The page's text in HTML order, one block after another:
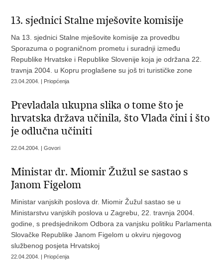
13. sjednici Stalne mješovite komisije
Na 13. sjednici Stalne mješovite komisije za provedbu
Sporazuma o pograničnom prometu i suradnji između
Republike Hrvatske i Republike Slovenije koja je održana 22.
travnja 2004. u Kopru proglašene su još tri turističke zone
23.04.2004. | Priopćenja
Prevladala ukupna slika o tome što je
hrvatska država učinila, što Vlada čini i što
je odlučna učiniti
22.04.2004. | Govori
Ministar dr. Miomir Žužul se sastao s
Janom Figelom
Ministar vanjskih poslova dr. Miomir Žužul sastao se u
Ministarstvu vanjskih poslova u Zagrebu, 22. travnja 2004.
godine, s predsjednikom Odbora za vanjsku politiku Parlamenta
Slovačke Republike Janom Figelom u okviru njegovog
službenog posjeta Hrvatskoj
22.04.2004. | Priopćenja